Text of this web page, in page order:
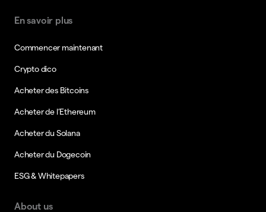
En savoir plus
Commencer maintenant
Crypto dico
Acheter des Bitcoins
Acheter de l’Ethereum
Acheter du Solana
Acheter du Dogecoin
ESG & Whitepapers
About us